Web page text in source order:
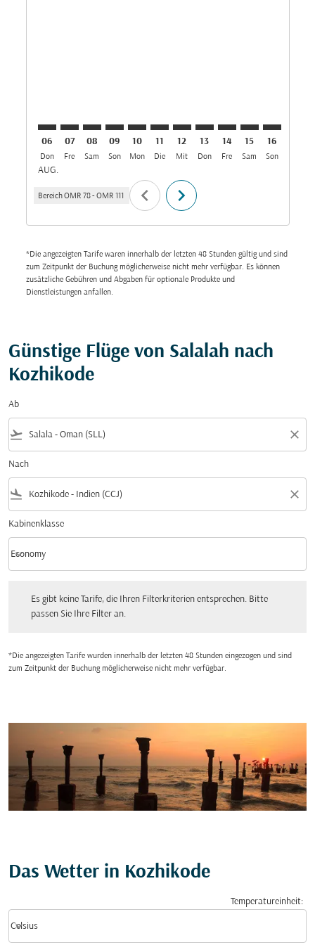
06
Don
AUG.
07
Fre
08
Sam
09
Son
10
Mon
11
Die
12
Mit
13
Don
14
Fre
15
Sam
16
Son
Bereich OMR 78 - OMR 111 chevron_left chevron_right
*Die angezeigten Tarife waren innerhalb der letzten 48 Stunden gültig und sind
zum Zeitpunkt der Buchung möglicherweise nicht mehr verfügbar. Es können
zusätzliche Gebühren und Abgaben für optionale Produkte und
Dienstleistungen anfallen.
Günstige Flüge von Salalah nach
Kozhikode
Ab
flight_takeoff close
Nach
flight_land close
Kabinenklasse
Kabinenklasse option Economy Selected
Economy
keyboard_arrow_down
Es gibt keine Tarife, die Ihren Filterkriterien entsprechen. Bitte
passen Sie Ihre Filter an.
*Die angezeigten Tarife wurden innerhalb der letzten 48 Stunden eingezogen und sind
zum Zeitpunkt der Buchung möglicherweise nicht mehr verfügbar.
Das Wetter in Kozhikode
Temperatureinheit:
Celsius
keyboard_arrow_down